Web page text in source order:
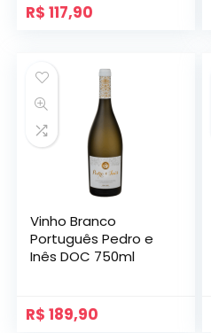
R$ 117,90
Vinho Branco
Português Pedro e
Inês DOC 750ml
R$ 189,90